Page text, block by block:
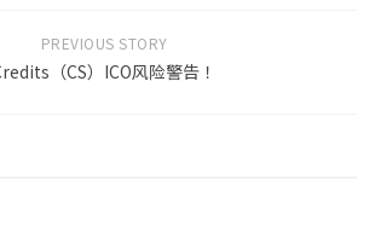
PREVIOUS STORY
（CS）ICO风险警告！